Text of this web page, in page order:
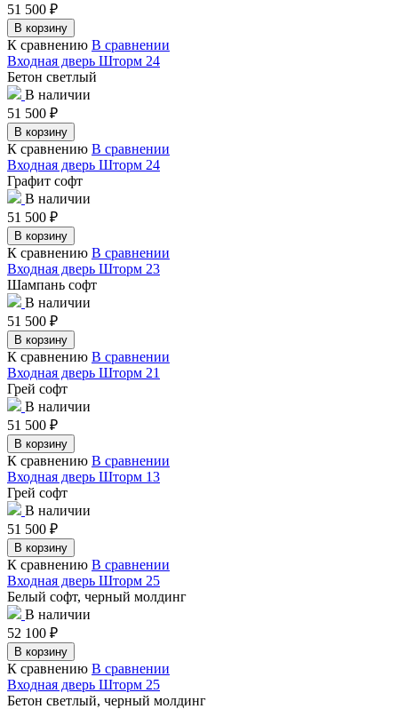
51 500 ₽
В корзину
К сравнению В сравнении
Входная дверь Шторм 24
Бетон светлый
В наличии
51 500 ₽
В корзину
К сравнению В сравнении
Входная дверь Шторм 24
Графит софт
В наличии
51 500 ₽
В корзину
К сравнению В сравнении
Входная дверь Шторм 23
Шампань софт
В наличии
51 500 ₽
В корзину
К сравнению В сравнении
Входная дверь Шторм 21
Грей софт
В наличии
51 500 ₽
В корзину
К сравнению В сравнении
Входная дверь Шторм 13
Грей софт
В наличии
51 500 ₽
В корзину
К сравнению В сравнении
Входная дверь Шторм 25
Белый софт, черный молдинг
В наличии
52 100 ₽
В корзину
К сравнению В сравнении
Входная дверь Шторм 25
Бетон светлый, черный молдинг